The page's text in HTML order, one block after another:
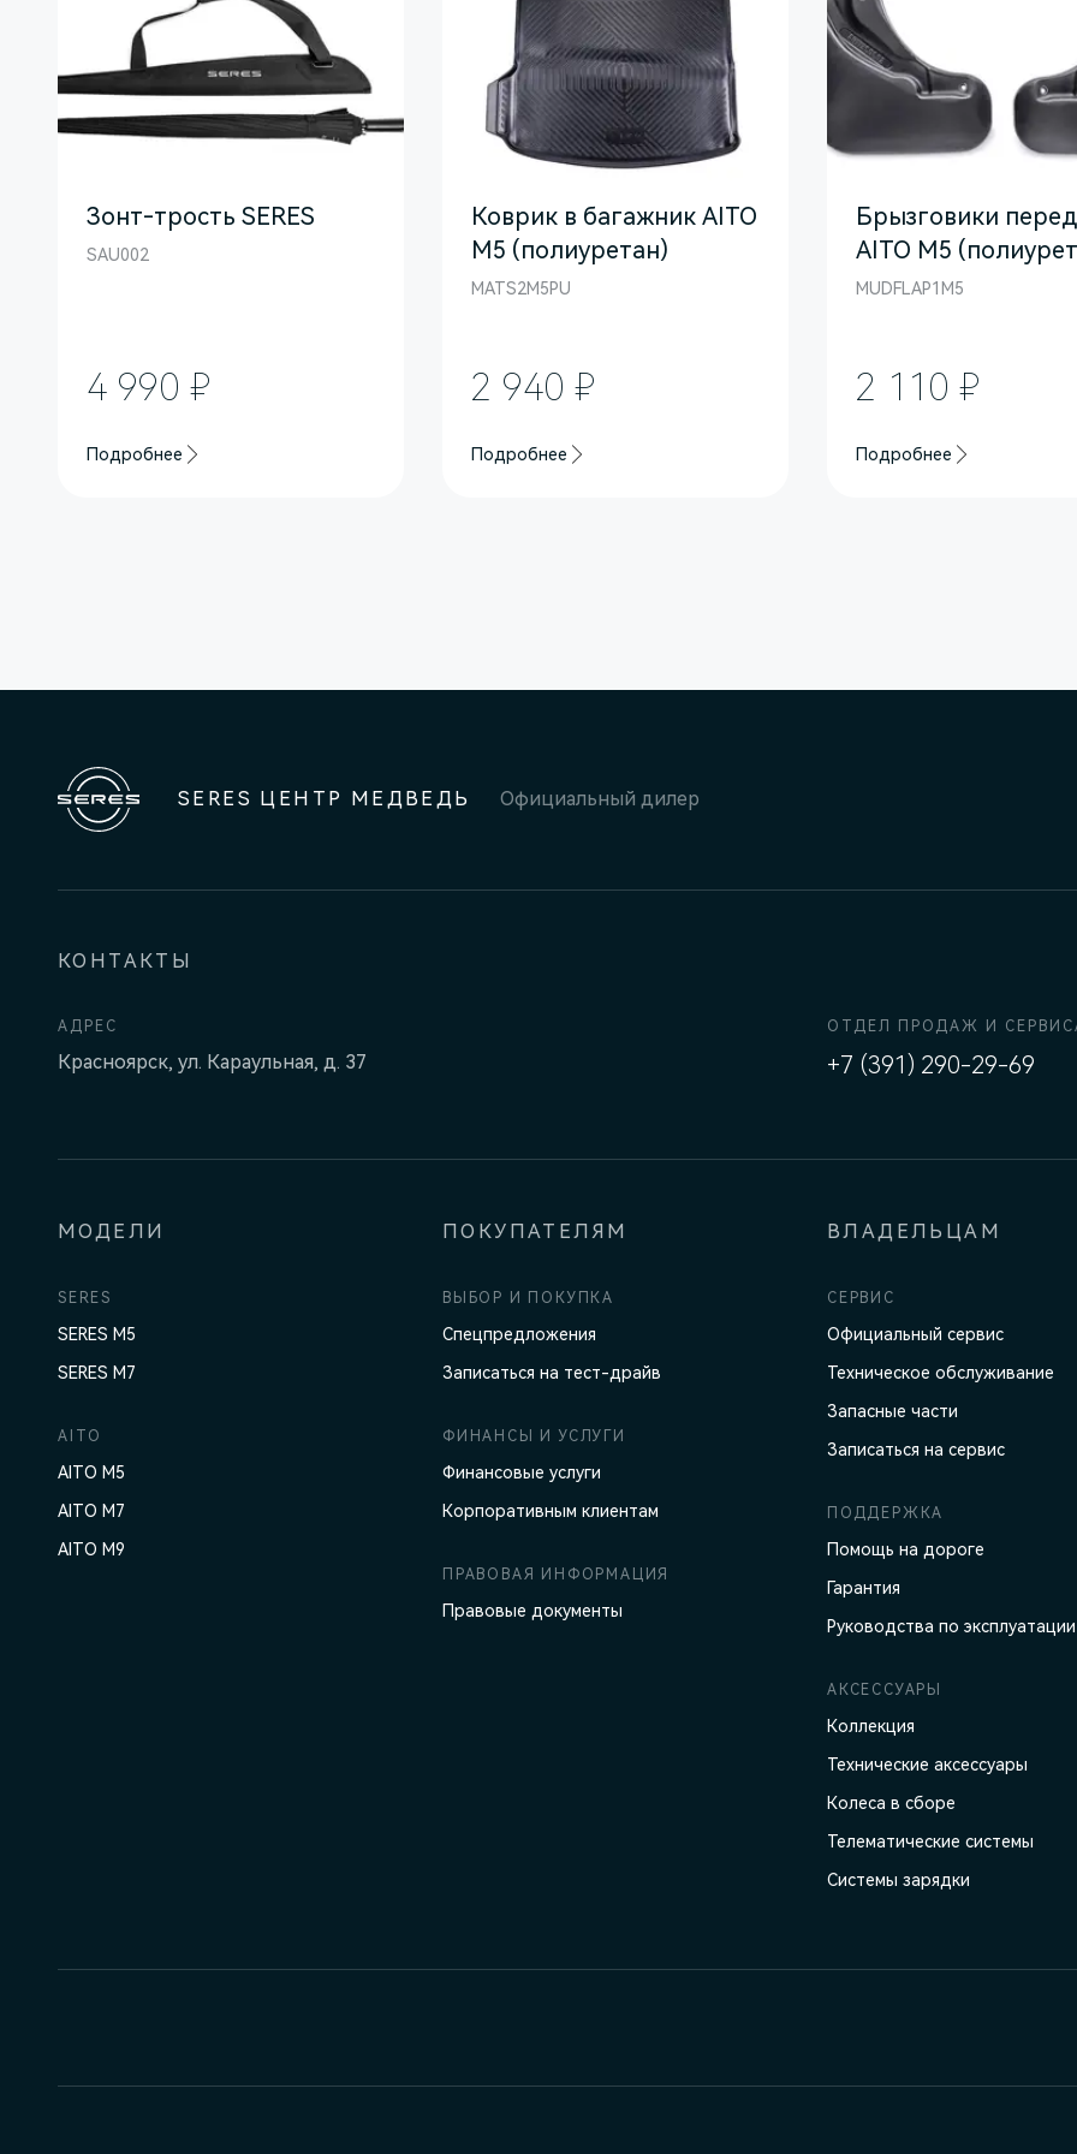
Зонт-трость SERES
SAU002
4 990 ₽
Подробнее
Коврик в багажник AITO
M5 (полиуретан)
MATS2M5PU
2 940 ₽
Подробнее
Брызговики
AITO M5
MUDFLAP1M5
2 110 ₽
Подробнее
SERES ЦЕНТР МЕДВЕДЬ Официальный дилер
КОНТАКТЫ
АДРЕС
Красноярск, ул. Караульная, д. 37
ОТДЕЛ ПРОДАЖ И
+7 (391) 290-29-69
МОДЕЛИ
SERES
SERES M5
SERES M7
AITO
AITO M5
AITO M7
AITO M9
ПОКУПАТЕЛЯМ
ВЫБОР И ПОКУПКА
Спецпредложения
Записаться на тест-драйв
ФИНАНСЫ И УСЛУГИ
Финансовые услуги
Корпоративным клиентам
ПРАВОВАЯ ИНФОРМАЦИЯ
Правовые документы
ВЛАДЕЛЬЦАМ
СЕРВИС
Официальный сервис
Техническое обслуживание
Запасные части
Записаться на сервис
ПОДДЕРЖКА
Помощь на дороге
Гарантия
Руководства по эксплуатации
АКСЕССУАРЫ
Коллекция
Технические аксессуары
Колеса в сборе
Телематические системы
Системы зарядки